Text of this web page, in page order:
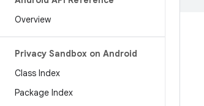
Overview
Privacy Sandbox on Android
Class Index
Package Index